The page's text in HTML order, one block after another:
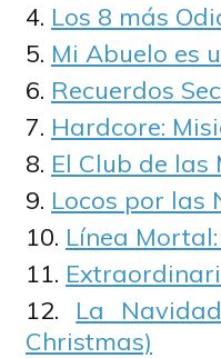
Los 8 más
Mi Abuelo es
Recuerdos
Hardcore:
El Club de las
Locos por las
Línea
La
Christmas)